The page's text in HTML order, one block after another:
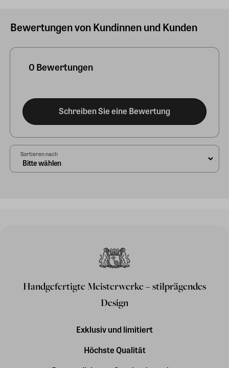
Bewertungen von Kundinnen und Kunden
0 Bewertungen
Schreiben Sie eine Bewertung
Sortieren nach
Handgefertigte Meisterwerke – stilprägendes
Design
Exklusiv und limitiert
Höchste Qualität